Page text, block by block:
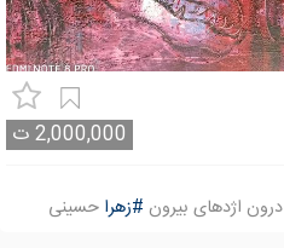
2,000,000ت
درون اژدهای بیرون #زهرا حسینی